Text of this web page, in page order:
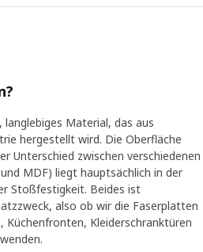
Material, das aus
hergestellt wird. Die Oberfläche
Unterschied zwischen verschiedenen
MDF) liegt hauptsächlich in der
Stoßfestigkeit. Beides ist
also ob wir die Faserplatten
Kleiderschranktüren